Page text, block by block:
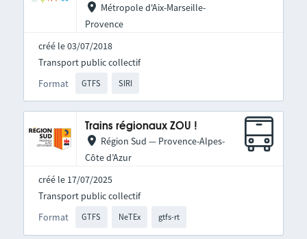
Métropole d'Aix-Marseille-
Provence
créé le 03/07/2018
Format GTFS SIRI
Transport public collectif
Trains régionaux ZOU !
Région Sud — Provence-Alpes-
Côte d’Azur
créé le 17/07/2025
Format GTFS NeTEx gtfs-rt
Transport public collectif